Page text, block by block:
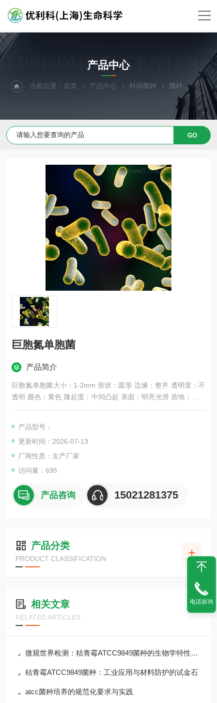
PRODUCTS CENTER
产品中心
当前位置：首页 产品中心 科研菌种 菌种 巨胞
巨胞氮单胞菌
产品简介
巨胞氮单胞菌大小：1-2mm 形状：圆形 边缘：整齐 透明度：不
透明 颜色：黄色 隆起度：中间凸起 表面：明亮光滑 质地：湿润
易挑起
产品型号：
更新时间：2026-07-13
厂商性质：生产厂家
访问量：695
产品咨询 15021281375
产品分类
PRODUCT CLASSIFICATION
相关文章
RELATED ARTICLES
微观世界检测：桔青霉ATCC9849菌种的生物学特性与风险
桔青霉ATCC9849菌种：工业应用与材料防护的试金石
atcc菌种培养的规范化要求与实践
电话咨询